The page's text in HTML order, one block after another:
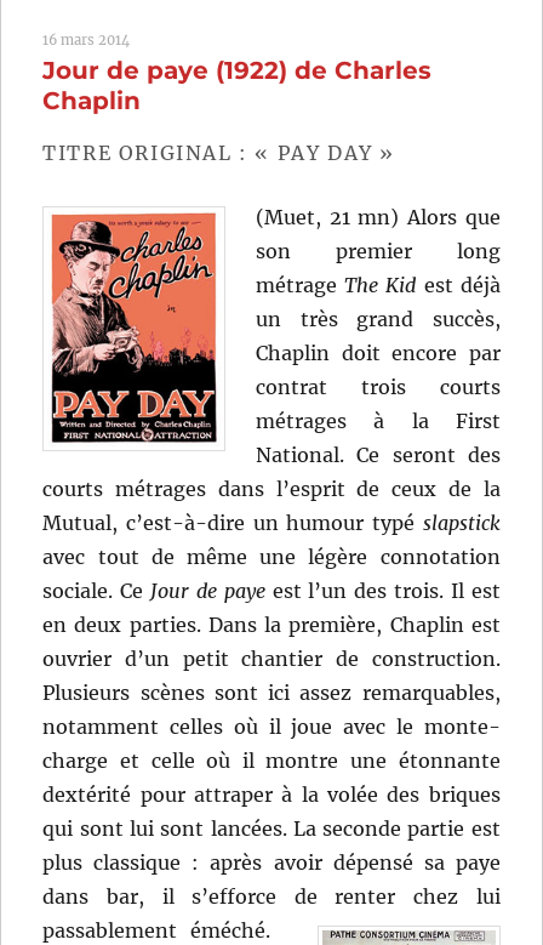
(1974)
Cassavetes
16 mars 2014
Jour de paye (1922) de Charles
Chaplin
TITRE ORIGINAL : « PAY DAY »
(Muet, 21 mn) Alors que
son premier long
métrageThe Kid est déjà
un très grand succès,
Chaplin doit encore par
contrat trois courts
métrages à la First
National. Ce seront des
courts métrages dans l’esprit de ceux de la
Mutual, c’est-à-dire un humour typé slapstick
avec tout de même une légère connotation
sociale. Ce Jour de payeest l’un des trois. Il est
en deux parties. Dans la première, Chaplin est
ouvrier d’un petit chantier de construction.
Plusieurs scènes sont ici assez remarquables,
notamment celles où il joue avec le monte-
charge et celle où il montre une étonnante
dextérité pour attraper à la volée des briques
qui sont lui sont lancées. La seconde partie est
plus classique : après avoir dépensé sa paye
dans bar, il s’efforce de renter chez lui
passablement éméché.